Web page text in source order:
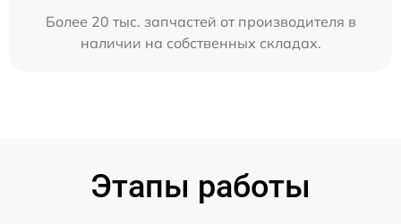
Более 20 тыс. запчастей от производителя в
наличии на собственных складах.
Этапы работы